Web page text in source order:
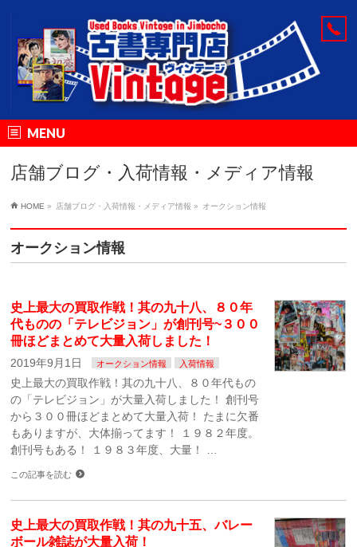
MENU
店舗ブログ・入荷情報・メディア情報
HOME » 店舗ブログ・入荷情報・メディア情報 » オークション情報
オークション情報
史上最大の買取作戦！其の九十八、８０年
代ものの「テレビジョン」が創刊号~３００
冊ほどまとめて大量入荷しました！
2019年9月1日 オークション情報 入荷情報
史上最大の買取作戦！其の九十八、８０年代もの
の「テレビジョン」が大量入荷しました！ 創刊号
から３００冊ほどまとめて大量入荷！ たまに欠番
もありますが、大体揃ってます！ １９８２年度。
創刊号もある！ １９８３年度、大量！ …
この記事を読む
史上最大の買取作戦！其の九十五、バレー
ボール雑誌が大量入荷！